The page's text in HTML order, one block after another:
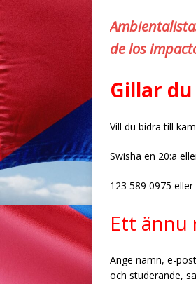
de los
Gillar
Vill du bidra till
Swisha en 20:a
123 589 0975
Ett
Ange namn, e-
och studerande,